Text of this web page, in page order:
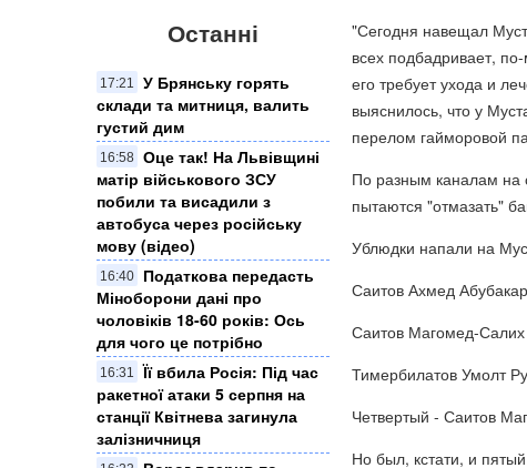
Останні
17:21
​У Брянську горять
склади та митниця, валить
густий дим
16:58 Оце так! На Львівщині
матір військового ЗСУ
побили та висадили з
автобуса через російську
мову (відео)
16:40
Податкова передасть
Міноборони дані про
чоловіків 18-60 років: Ось
для чого це потрібно
16:31
Її вбила Росія: Під час
ракетної атаки 5 серпня на
станції Квітнева загинула
залізничниця
"Сегодня навещал
всех подбадривает,
его требует ухода и
выяснилось, что у
перелом гайморовой
По разным каналам на
пытаются "отмазать"
Ублюдки напали на
Саитов Ахмед
Саитов Магомед-Салих
Тимербилатов Умолт
Четвертый - Саитов
Но был, кстати, и